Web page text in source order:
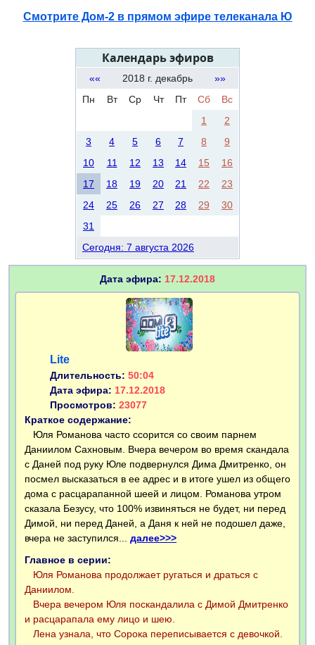
Смотрите Дом-2 в прямом эфире телеканала Ю
Календарь эфиров
«« 2018 г. декабрь
»»
Пн
Вт Ср Чт Пт Сб
Вс
1
2
3
4 5 6 7 8
9
10
11 12 13 14 15
16
17
18 19 20 21 22
23
24
25 26 27 28 29
30
31
Сегодня: 7 августа 2026
Дата эфира: 17.12.2018
Lite
Длительность: 50:04
Дата эфира: 17.12.2018
Просмотров: 23077
Краткое содержание:
Юля Романова часто ссорится со своим парнем
Даниилом Сахновым. Вчера вечером во время скандала
с Даней под руку Юле подвернулся Дима Дмитренко, он
посмел высказаться в ее адрес и в итоге ушел из общего
дома с расцарапанной шеей и лицом. Романова утром
сказала Безусу, что 100% извиняться не будет, ни перед
Димой, ни перед Даней, а Даня к ней не подошел даже,
вчера не заступился... далее>>>
Главное в серии:
Юля Романова продолжает ругаться и драться с
Даниилом.
Вчера вечером Юля поскандалила с Димой Дмитренко
и расцарапала ему лицо и шею.
Лена узнала, что Сорока переписывается с девочкой.